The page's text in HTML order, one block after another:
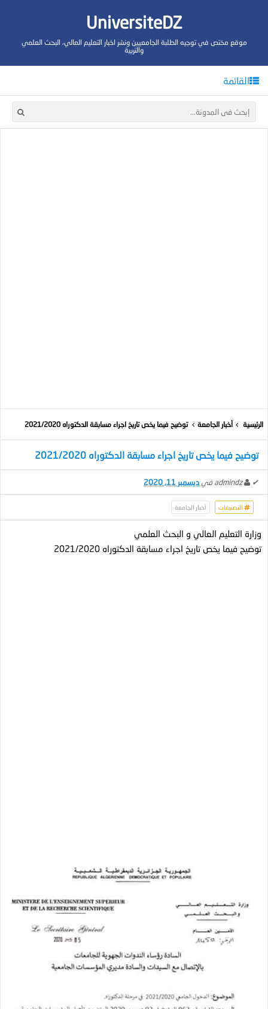
UniversiteDZ
موقع مختص في توجيه الطلبة الجامعيين ونشر اخبار التعليم العالي، البحث العلمي
والتربية
القائمة
الرئيسية أخبار الجامعة توضيح فيما يخص تاريخ اجراء مسابقة الدكتوراه 2021/2020
توضيح فيما يخص تاريخ اجراء مسابقة الدكتوراه 2021/2020
✔
admindz في ديسمبر 11, 2020
التصنيفات أخبار الجامعة
وزارة التعليم العالي و البحث العلمي
توضيح فيما يخص تاريخ اجراء مسابقة الدكتوراه 2021/2020